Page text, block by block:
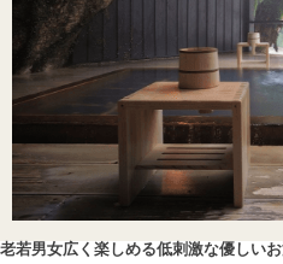
老若男女広く楽しめる低刺激な優しい